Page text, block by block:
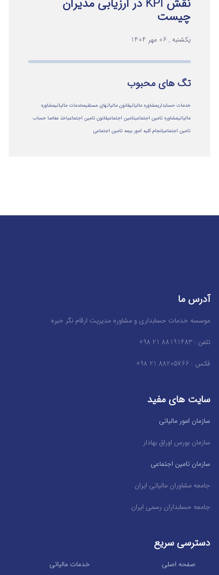
نقش KPI در ارزیابی مدیران
چیست
یکشنبه , 06 مهر 1404
تگ های محبوب
خدمات حسابداریمشاوره مالیاتیقانون مالیاتهای مستقیمخدمات مالیاتیمشاوره
مالياتيمشاوره تامین اجتماعیتامین اجتماعیقانون تامین اجتماعیاخذ مفاصا حساب
تامین اجتماعیانجام کلیه امور بیمه تامین اجتماعی
آدرس ما
موسسه خدمات حسابداری و مشاوره مدیریت ارقام نگر خبره
تلفن : 88191483 21 98+
فکس : 88205766 21 98+
سایت های مفید
سازمان امور مالیاتی
سازمان بورس اوراق بهادار
سازمان تامین اجتماعی
جامعه مشاوران مالیاتی ایران
جامعه حسابداران رسمی ایران
دسترسی سریع
خدمات مالیاتی صفحه اصلی